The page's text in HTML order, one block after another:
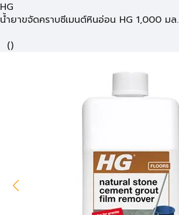
HG
น้ำยาขจัดคราบซีเมนต์หินอ่อน HG 1,000 มล.
()